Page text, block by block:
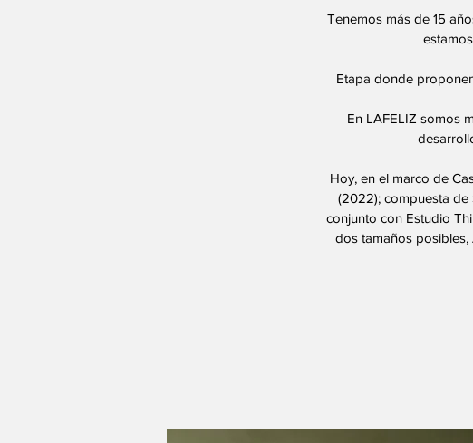
Tenemos más de 15
Etapa donde
En LAFELIZ somos
Hoy, en el marco de
(2022); compuesta de
conjunto con Estudio
dos tamaños